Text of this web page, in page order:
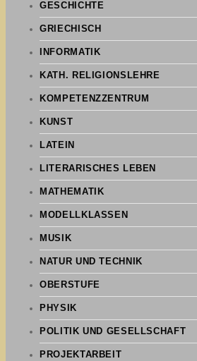
GESCHICHTE
GRIECHISCH
INFORMATIK
KATH. RELIGIONSLEHRE
KOMPETENZZENTRUM
KUNST
LATEIN
LITERARISCHES LEBEN
MATHEMATIK
MODELLKLASSEN
MUSIK
NATUR UND TECHNIK
OBERSTUFE
PHYSIK
POLITIK UND GESELLSCHAFT
PROJEKTARBEIT